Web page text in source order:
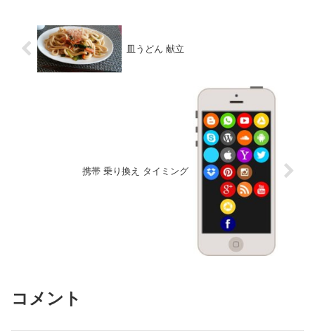
皿うどん 献立
携帯 乗り換え タイミング
コメント